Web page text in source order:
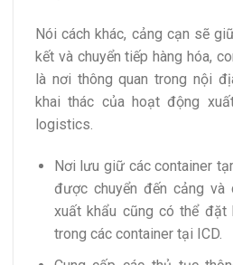
Nói cách khác, cảng cạn sẽ
kết và chuyển tiếp hàng hóa,
là nơi thông quan trong nội
khai thác của hoạt động
logistics.
Nơi lưu giữ các container
được chuyển đến cảng và
xuất khẩu cũng có thể đặt
trong các container tại ICD.